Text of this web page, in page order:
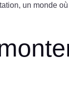
un monde